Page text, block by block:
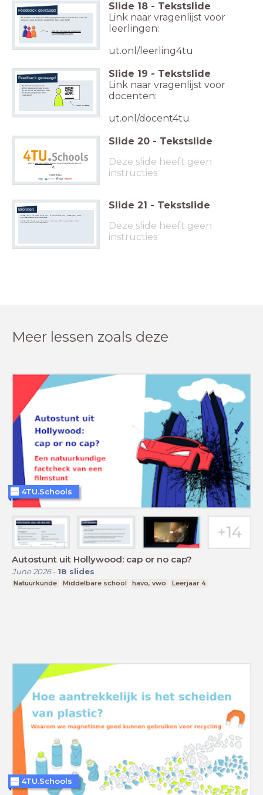
De makers van deze les willen graag weten wat je van de les vond. Ga
daarvoor naar de (korte) vragenlijst. Heel veel dank!
Feedback gevraagd
Klik hier om naar de vragenlijst
voorleerlingente gaan
Slide 18 - Tekstslide
Link naar vragenlijst voor
leerlingen:
ut.onl/leerling4tu
De makers van deze les
willen graag weten wat je van
de les vond. Ga daarvoor naar
de (korte) vragenlijst. Heel
veel dank!
Feedback gevraagd
Vragenlijst voordocenten
ut.onl/docent4tu
Slide 19 - Tekstslide
Link naar vragenlijst voor
docenten:
ut.onl/docent4tu
Checkwww.4tuschools.nl voor meer inspirerende lessen!
Slide 20 - Tekstslide
Deze slide heeft geen
instructies
Movieclips. (2018, 4 mei). Wonder Woman (2017) - No Man’s Land Scene (6/10) | MovieClips[Video]. YouTube.
https://www.youtube.com/watch?v=pJCgeOAKXyg
ShortClips. (2018, 22 april).
Avengers Assemble Scene - The Avengers (2012) movie clip HD[Video]. YouTube.
https://www.youtube.com/watch?v=oBqqI6NMeaM
Bronnen Slide 21 - Tekstslide
Deze slide heeft geen
instructies
Meer lessen zoals deze
Autostunt uit Hollywood: cap or no cap?
June 2026- 18 slides
Natuurkunde Middelbare school havo, vwo Leerjaar 4
4TU.Schools
4TU.Schools